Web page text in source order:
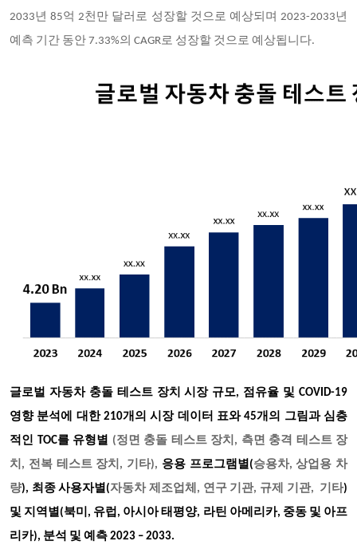
2033년 85억 2천만 달러로 성장할 것으로 예상되며 2023-2033년
예측 기간 동안 7.33%의 CAGR로 성장할 것으로 예상됩니다.
글로벌 자동차 충돌 테스트 장치 시장 규모, 점유율 및 COVID-19
영향 분석에 대한 210개의 시장 데이터 표와 45개의 그림과 심층
적인 TOC를 유형별 (정면 충돌 테스트 장치, 측면 충격 테스트 장
치, 전복 테스트 장치, 기타), 응용 프로그램별(승용차, 상업용 차
량), 최종 사용자별(자동차 제조업체, 연구 기관, 규제 기관, 기타)
및 지역별(북미, 유럽, 아시아 태평양, 라틴 아메리카, 중동 및 아프
리카), 분석 및 예측 2023 – 2033.